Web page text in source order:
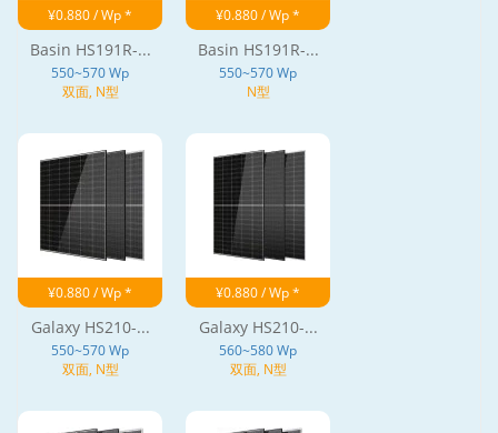
¥0.880 / Wp *
Basin HS191R-...
550~570 Wp
双面, N型
¥0.880 / Wp *
Basin HS191R-...
550~570 Wp
N型
¥0.880 / Wp *
Galaxy HS210-...
550~570 Wp
双面, N型
¥0.880 / Wp *
Galaxy HS210-...
560~580 Wp
双面, N型